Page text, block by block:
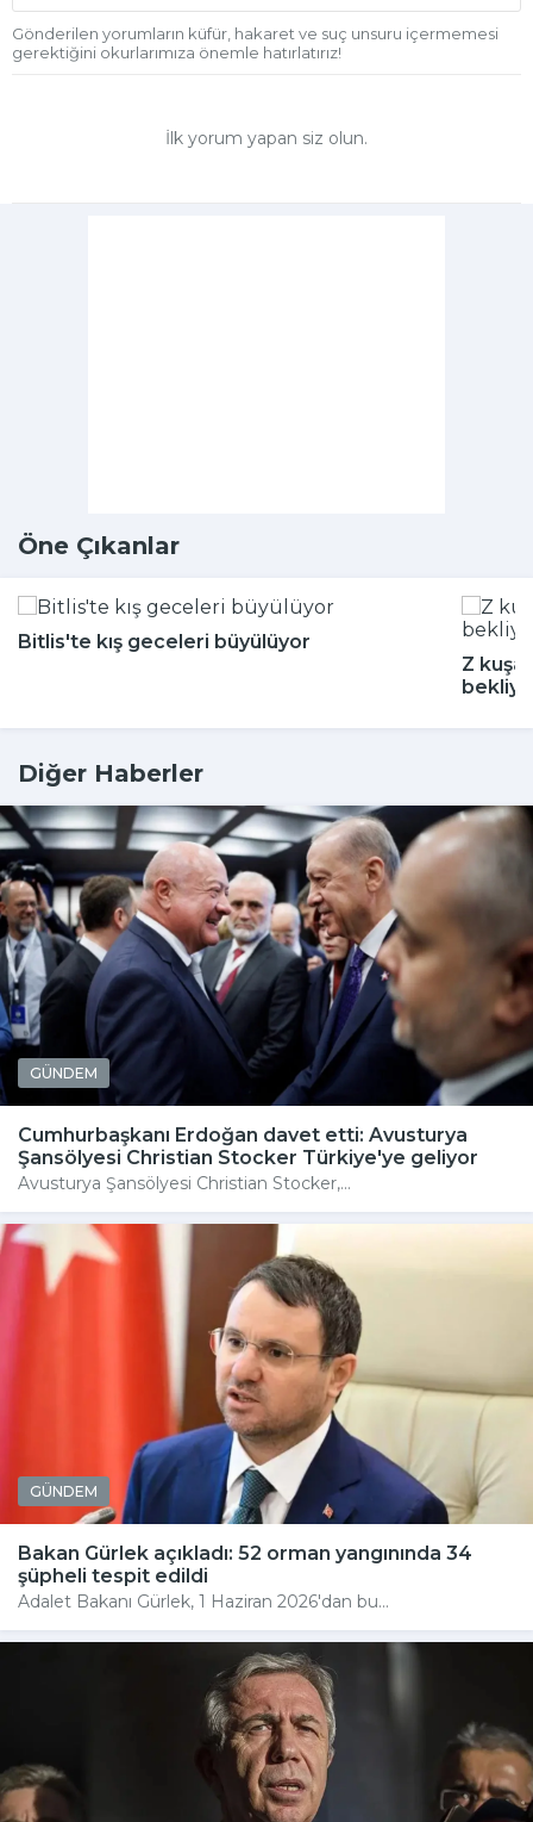
Gönderilen yorumların küfür, hakaret ve suç unsuru içermemesi
gerektiğini okurlarımıza önemle hatırlatırız!
İlk yorum yapan siz olun.
Öne Çıkanlar
Bitlis'te kış geceleri büyülüyor
Z
Diğer Haberler
GÜNDEM
Cumhurbaşkanı Erdoğan davet etti: Avusturya
Şansölyesi Christian Stocker Türkiye'ye geliyor
Avusturya Şansölyesi Christian Stocker,...
GÜNDEM
Bakan Gürlek açıkladı: 52 orman yangınında 34
şüpheli tespit edildi
Adalet Bakanı Gürlek, 1 Haziran 2026'dan bu...